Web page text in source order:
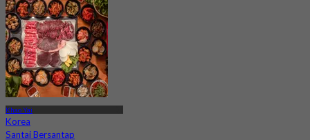
Khao Yai
Korea
Santai Bersantap